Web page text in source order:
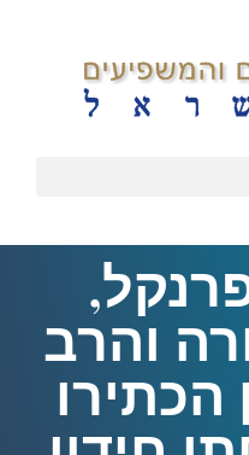
והרב
הכתירו